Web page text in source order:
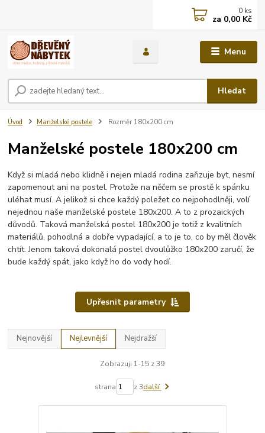
Menu
Hledat
0 ks
za 0,00 Kč
Úvod Manželské postele Rozměr 180x200 cm
Manželské postele 180x200 cm
Když si mladá nebo klidně i nejen mladá rodina zařizuje byt, nesmí
zapomenout ani na postel. Protože na něčem se prostě k spánku
uléhat musí. A jelikož si chce každý poležet co nejpohodlněji, volí
nejednou naše manželské postele 180x200. A to z prozaických
důvodů. Taková manželská postel 180x200 je totiž z kvalitních
materiálů, pohodlná a dobře vypadající, a to je to, co by měl člověk
chtít. Jenom taková dokonalá postel dvoulůžko 180x200 zaručí, že
bude každý spát, jako když ho do vody hodí.
Upřesnit parametry
Nejnovější Nejlevnější Nejdražší
Zobrazuji 1-15 z 39
strana z 3další